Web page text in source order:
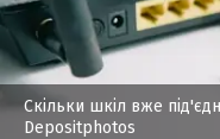
Скільки шкіл вже
Depositphotos